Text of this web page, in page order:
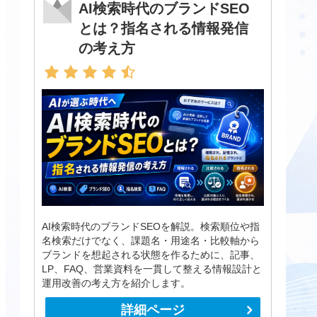
AI検索時代のブランドSEO
とは？指名される情報発信
の考え方
AI検索時代のブランドSEOを解説。検索順位や指
名検索だけでなく、課題名・用途名・比較軸から
ブランドを想起される状態を作るために、記事、
LP、FAQ、営業資料を一貫して整える情報設計と
運用改善の考え方を紹介します。
詳細ページ